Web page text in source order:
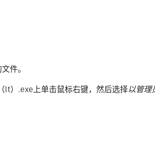
件。
lt）.exe上单击鼠标右键，然后选择以管理